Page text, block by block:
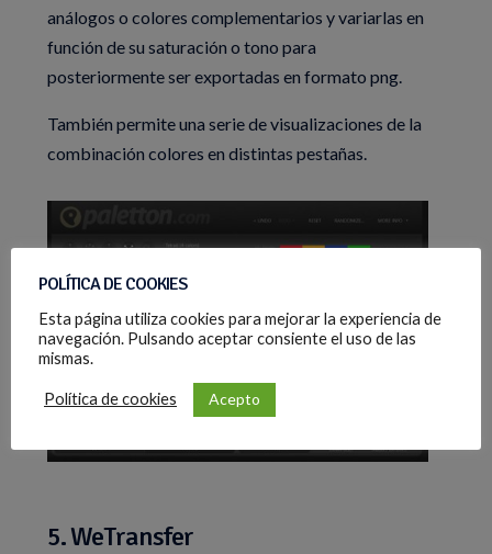
análogos o colores complementarios y variarlas en
función de su saturación o tono para
posteriormente ser exportadas en formato png.
También permite una serie de visualizaciones de la
combinación colores en distintas pestañas.
5. WeTransfer
POLÍTICA DE COOKIES
Esta página utiliza cookies para mejorar la experiencia de
navegación. Pulsando aceptar consiente el uso de las
mismas.
Política de cookies Acepto